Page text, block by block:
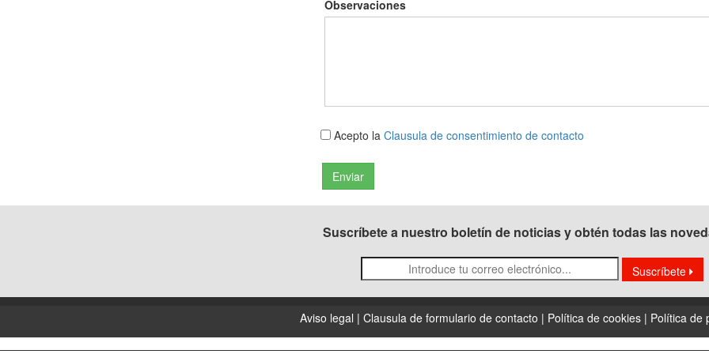
Observaciones
Acepto la Clausula de consentimiento de contacto
Suscríbete a nuestro boletín de noticias y obtén todas las
Suscríbete
Aviso legal | Clausula de formulario de contacto | Política de cookies | Política de